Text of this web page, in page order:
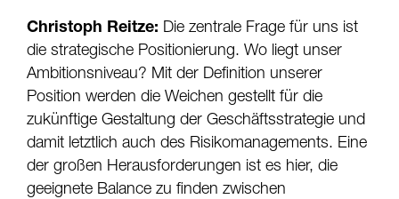
Christoph Reitze: Die zentrale Frage für uns ist
die strategische Positionierung. Wo liegt unser
Ambitionsniveau? Mit der Definition unserer
Position werden die Weichen gestellt für die
zukünftige Gestaltung der Geschäftsstrategie und
damit letztlich auch des Risikomanagements. Eine
der großen Herausforderungen ist es hier, die
geeignete Balance zu finden zwischen